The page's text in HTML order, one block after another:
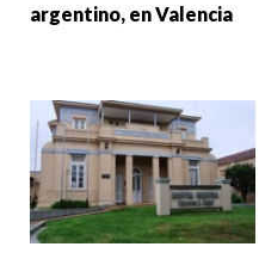
argentino, en Valencia